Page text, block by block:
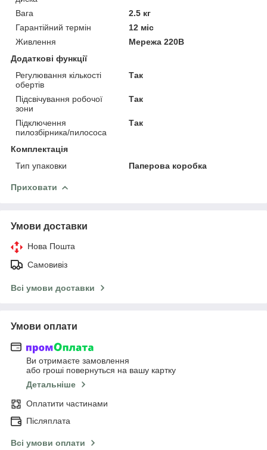
Вага
2.5 кг
Гарантійний термін
12 міс
Живлення
Мережа 220В
Додаткові функції
Регулювання кількості
обертів
Так
Підсвічування робочої
зони
Так
Підключення
пилозбірника/пилососа
Так
Комплектація
Тип упаковки
Паперова коробка
Приховати
Умови доставки
Нова Пошта
Самовивіз
Всі умови доставки
Умови оплати
Ви отримаєте замовлення
або гроші повернуться на вашу картку
Детальніше
Оплатити частинами
Післяплата
Всі умови оплати